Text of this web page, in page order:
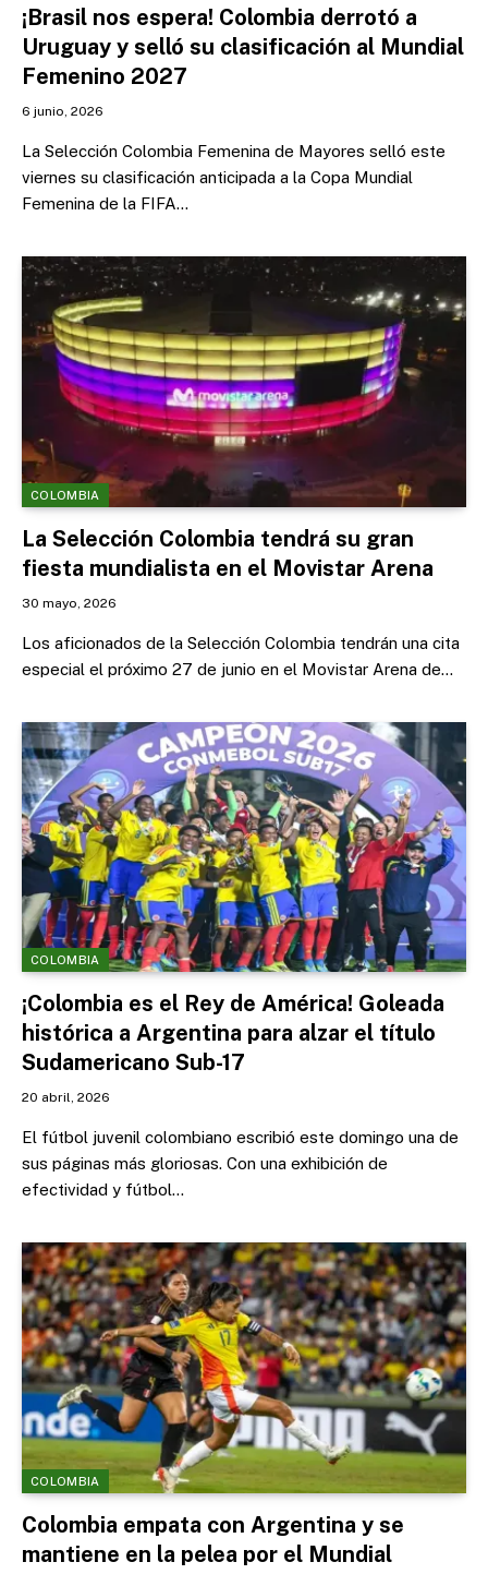
¡Brasil nos espera! Colombia derrotó a
Uruguay y selló su clasificación al Mundial
Femenino 2027
6 junio, 2026
La Selección Colombia Femenina de Mayores selló este
viernes su clasificación anticipada a la Copa Mundial
Femenina de la FIFA…
COLOMBIA
La Selección Colombia tendrá su gran
fiesta mundialista en el Movistar Arena
30 mayo, 2026
Los aficionados de la Selección Colombia tendrán una cita
especial el próximo 27 de junio en el Movistar Arena de…
COLOMBIA
¡Colombia es el Rey de América! Goleada
histórica a Argentina para alzar el título
Sudamericano Sub-17
20 abril, 2026
El fútbol juvenil colombiano escribió este domingo una de
sus páginas más gloriosas. Con una exhibición de
efectividad y fútbol…
COLOMBIA
Colombia empata con Argentina y se
mantiene en la pelea por el Mundial